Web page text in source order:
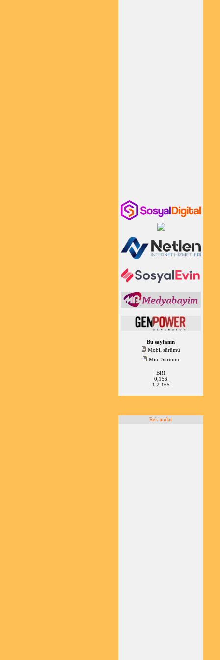
Bu sayfanın
Mobil sürümü
Mini Sürümü
BR1
0,156
1.2.165
Reklamlar